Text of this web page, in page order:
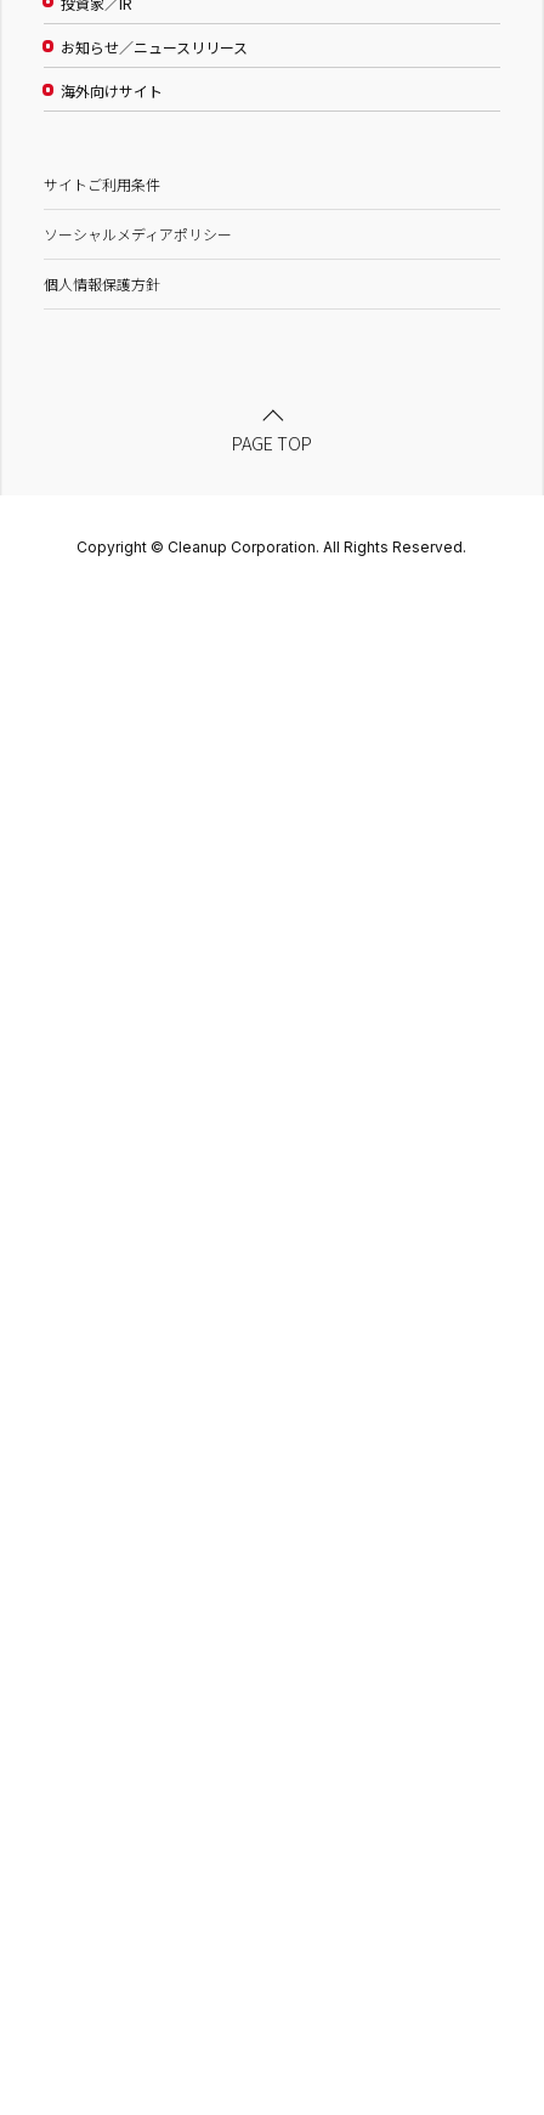
お知らせ／ニュースリリース
海外向けサイト
サイトご利用条件
ソーシャルメディアポリシー
個人情報保護方針
PAGE TOP
Copyright © Cleanup Corporation. All Rights Reserved.